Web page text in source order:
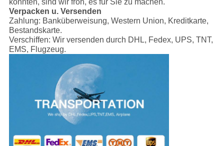
konnten, sind wir froh, es für Sie zu machen.
Verpacken u. Versenden
Zahlung: Banküberweisung, Western Union, Kreditkarte,
Bestandskarte.
Verschiffen: Wir versenden durch DHL, Fedex, UPS, TNT,
EMS, Flugzeug.